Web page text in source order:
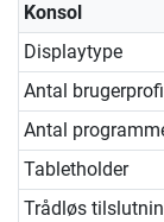
Konsol
Displaytype
Antal
Antal
Tabletholder
Trådløs